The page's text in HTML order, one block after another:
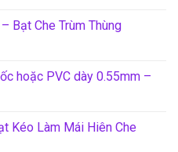
Bạt Che Trùm Thùng
hoặc PVC dày 0.55mm –
Kéo Làm Mái Hiên Che